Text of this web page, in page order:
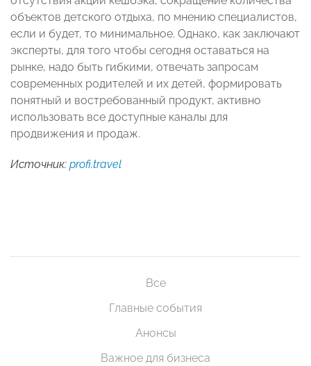
объектов детского отдыха, по мнению специалистов,
если и будет, то минимальное. Однако, как заключают
эксперты, для того чтобы сегодня оставаться на
рынке, надо быть гибкими, отвечать запросам
современных родителей и их детей, формировать
понятный и востребованный продукт, активно
использовать все доступные каналы для
продвижения и продаж.
Источник: profi.travel
Все
Главные события
Анонсы
Важное для бизнеса